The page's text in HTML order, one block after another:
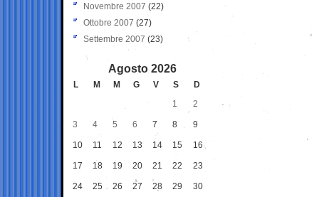
Novembre 2007 (22)
Ottobre 2007 (27)
Settembre 2007 (23)
Agosto 2026
L M M G V S
D
1
2
3 4 5 6 7 8 9
10 11 12 13 14 15 16
17 18 19 20 21 22 23
24 25 26 27 28 29 30